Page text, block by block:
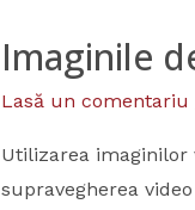
Imaginile
Lasă un comentariu
Utilizarea
supravegherea
Imaginile
camerele
video